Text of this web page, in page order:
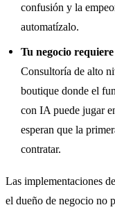
confusión y la
automatízalo.
Tu negocio
Consultoría de alto
boutique donde el
con IA puede jugar
esperan que la
contratar.
Las implementaciones
el dueño de negocio no